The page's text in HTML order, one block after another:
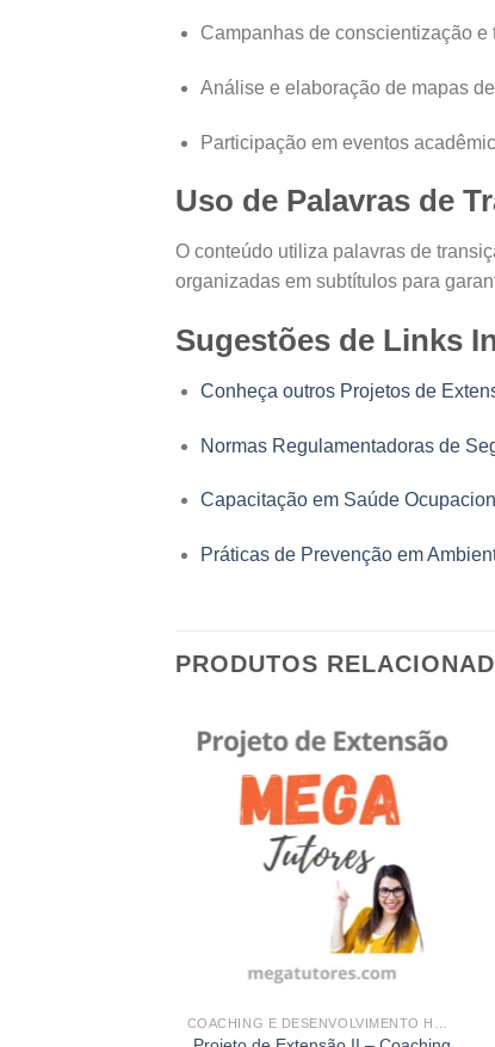
Campanhas de conscientização
Análise e elaboração de mapas
Participação em eventos
Uso de Palavras de
O conteúdo utiliza palavras de
organizadas em subtítulos para
Sugestões de Links
Conheça outros Projetos de
Normas Regulamentadoras de
Capacitação em Saúde
Práticas de Prevenção em
PRODUTOS